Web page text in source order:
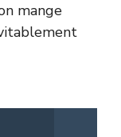
mange